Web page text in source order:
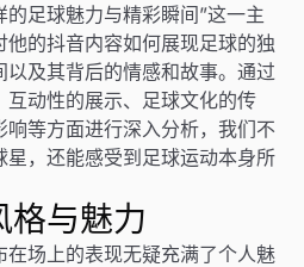
足球魅力与精彩瞬间”这一主
的抖音内容如何展现足球的独
及其背后的情感和故事。通过
互动性的展示、足球文化的传
等方面进行深入分析，我们不
，还能感受到足球运动本身所
格与魅力
场上的表现无疑充满了个人魅